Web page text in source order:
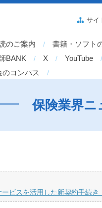
のご案内 書籍・ソフト
BANK X YouTube
のコンパス
サイ
保険業界ニ
ビスを活用した新契約手続き